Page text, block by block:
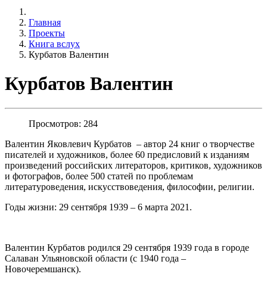
Главная
Проекты
Книга вслух
Курбатов Валентин
Курбатов Валентин
Просмотров: 284
Валентин Яковлевич Курбатов – автор 24 книг о творчестве
писателей и художников, более 60 предисловий к изданиям
произведений российских литераторов, критиков, художников
и фотографов, более 500 статей по проблемам
литературоведения, искусствоведения, философии, религии.
Годы жизни: 29 сентября 1939 – 6 марта 2021.
Валентин Курбатов родился 29 сентября 1939 года в городе
Салаван Ульяновской области (с 1940 года –
Новочеремшанск).